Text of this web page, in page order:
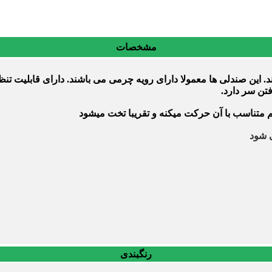
مشخصات
صندلی ها معمولا دارای رویه چرمی می باشند. دارای قابلیت
سر دارد.
با آن حرکت میکنه و تقریبا تخت میشود
شود
رنگبندی